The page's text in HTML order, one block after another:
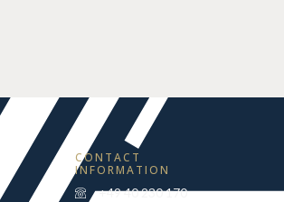
CONTACT
INFORMATION
+49 40 230 170